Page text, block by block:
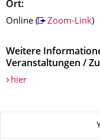
Ort:
Online (
Zoom-Link)
Weitere
Veranstaltungen /
hier